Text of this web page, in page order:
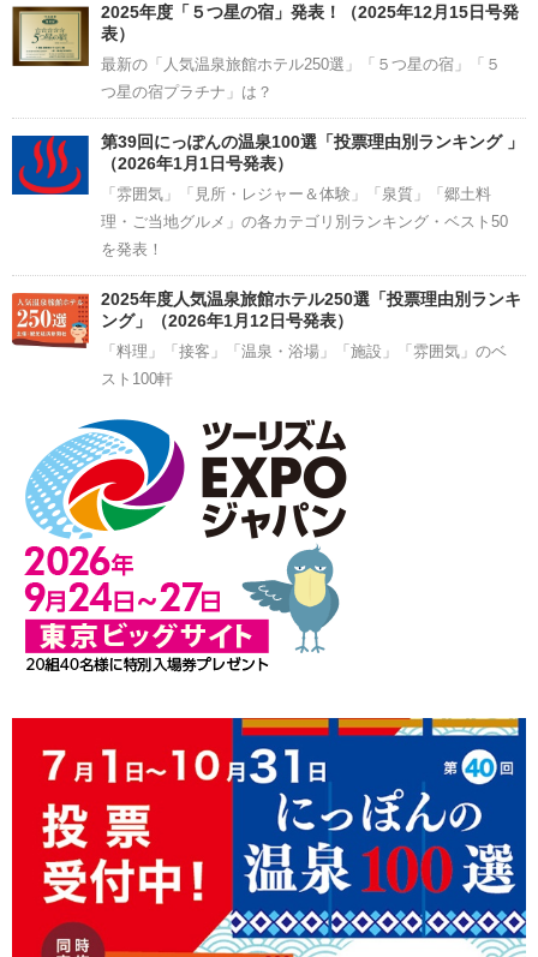
2025年度「５つ星の宿」発表！（2025年12月15日号発
表）
最新の「人気温泉旅館ホテル250選」「５つ星の宿」「５
つ星の宿プラチナ」は？
第39回にっぽんの温泉100選「投票理由別ランキング 」
（2026年1月1日号発表）
「雰囲気」「見所・レジャー＆体験」「泉質」「郷土料
理・ご当地グルメ」の各カテゴリ別ランキング・ベスト50
を発表！
2025年度人気温泉旅館ホテル250選「投票理由別ランキ
ング」（2026年1月12日号発表）
「料理」「接客」「温泉・浴場」「施設」「雰囲気」のベ
スト100軒